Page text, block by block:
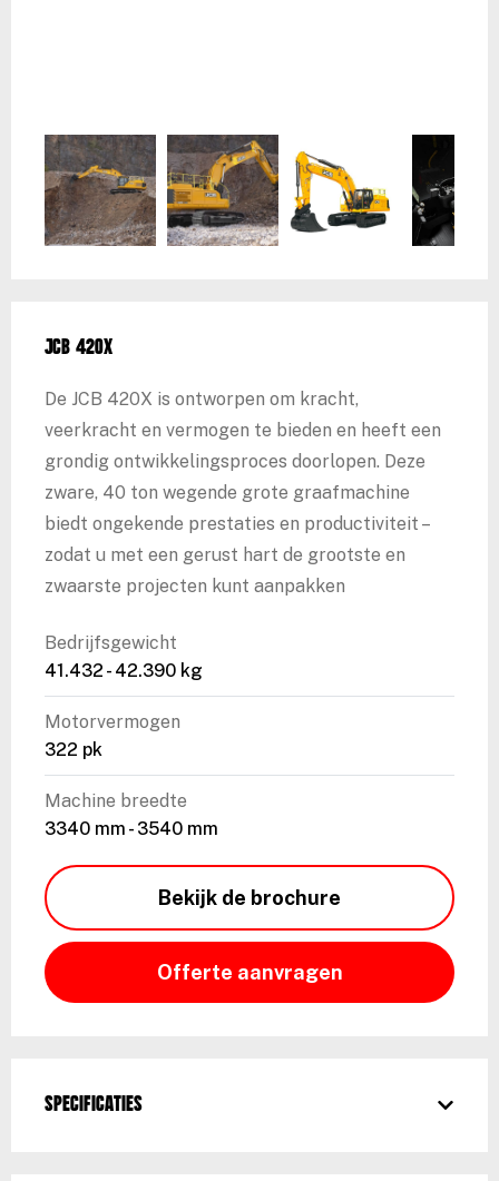
JCB 420X
De JCB 420X is ontworpen om kracht,
veerkracht en vermogen te bieden en heeft een
grondig ontwikkelingsproces doorlopen. Deze
zware, 40 ton wegende grote graafmachine
biedt ongekende prestaties en productiviteit –
zodat u met een gerust hart de grootste en
zwaarste projecten kunt aanpakken
Bedrijfsgewicht
41.432 - 42.390 kg
Motorvermogen
322 pk
Machine breedte
3340 mm - 3540 mm
Bekijk de brochure
Offerte aanvragen
Specificaties